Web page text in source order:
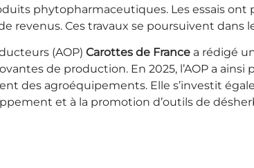
phytopharmaceutiques. Les essais ont
revenus. Ces travaux se poursuivent dans
(AOP) Carottes de France a rédigé
de production. En 2025, l’AOP a
des agroéquipements. Elle s’investit
et à la promotion d’outils de